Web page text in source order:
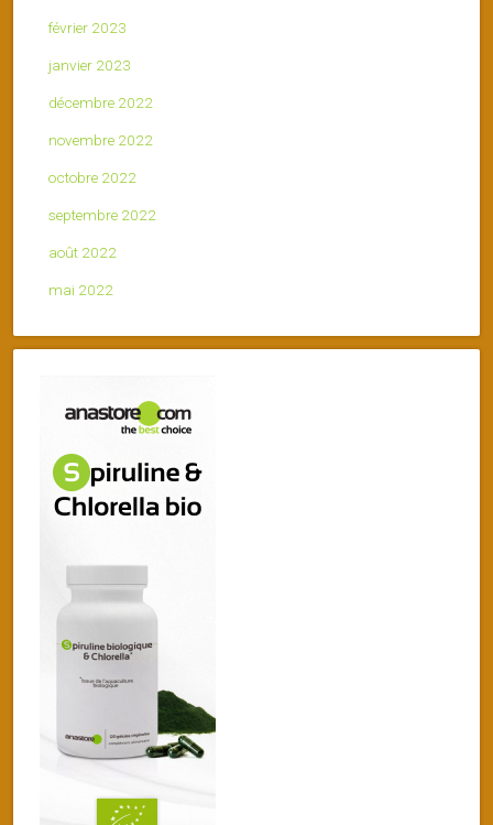
février 2023
janvier 2023
décembre 2022
novembre 2022
octobre 2022
septembre 2022
août 2022
mai 2022